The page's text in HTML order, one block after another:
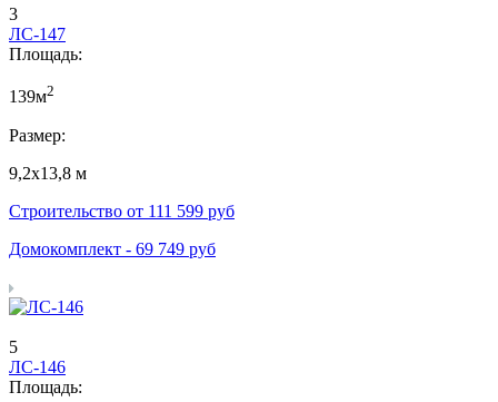
3
ЛС-147
Площадь:
139м2
Размер:
9,2х13,8 м
Строительство от 111 599 руб
Домокомплект - 69 749 руб
5
ЛС-146
Площадь: